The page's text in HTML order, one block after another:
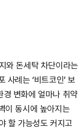
와 돈세탁 차단이라는
사례는 ‘비트코인’ 보
경 변화에 얼마나 취약
이 동시에 높아지는
할 가능성도 커지고